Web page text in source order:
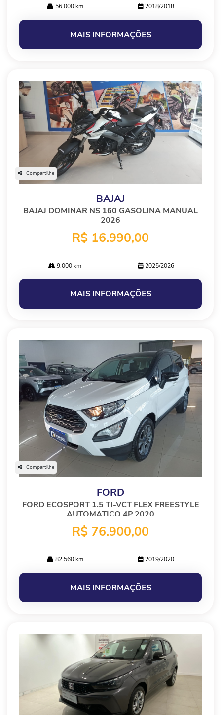
56.000 km 2018/2018
MAIS INFORMAÇÕES
Compartilhe
BAJAJ
BAJAJ DOMINAR NS 160 GASOLINA MANUAL
2026
R$ 16.990,00
9.000 km 2025/2026
MAIS INFORMAÇÕES
Compartilhe
FORD
FORD ECOSPORT 1.5 TI-VCT FLEX FREESTYLE
AUTOMATICO 4P 2020
R$ 76.900,00
82.560 km 2019/2020
MAIS INFORMAÇÕES